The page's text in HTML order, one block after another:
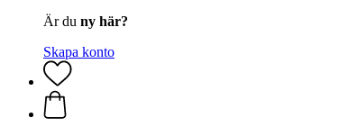
Är du ny här?
Skapa konto